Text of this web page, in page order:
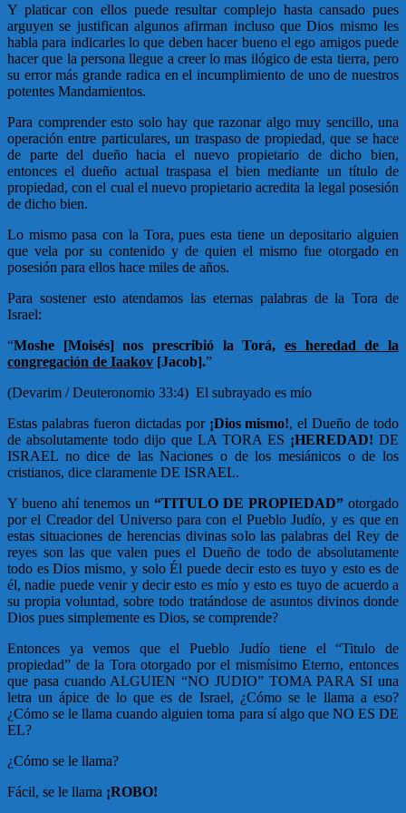
Y platicar con ellos puede resultar complejo hasta cansado pues
arguyen se justifican algunos afirman incluso que Dios mismo les
habla para indicarles lo que deben hacer bueno el ego amigos puede
hacer que la persona llegue a creer lo mas ilógico de esta tierra, pero
su error más grande radica en el incumplimiento de uno de nuestros
potentes Mandamientos.
Para comprender esto solo hay que razonar algo muy sencillo, una
operación entre particulares, un traspaso de propiedad, que se hace
de parte del dueño hacia el nuevo propietario de dicho bien,
entonces el dueño actual traspasa el bien mediante un título de
propiedad, con el cual el nuevo propietario acredita la legal posesión
de dicho bien.
Lo mismo pasa con la Tora, pues esta tiene un depositario alguien
que vela por su contenido y de quien el mismo fue otorgado en
posesión para ellos hace miles de años.
Para sostener esto atendamos las eternas palabras de la Tora de
Israel:
“Moshe [Moisés] nos prescribió la Torá, es heredad de la
congregación de Iaakov [Jacob].”
(Devarim / Deuteronomio 33:4) El subrayado es mío
Estas palabras fueron dictadas por ¡Dios mismo!, el Dueño de todo
de absolutamente todo dijo que LA TORA ES ¡HEREDAD! DE
ISRAEL no dice de las Naciones o de los mesiánicos o de los
cristianos, dice claramente DE ISRAEL.
Y bueno ahí tenemos un “TITULO DE PROPIEDAD” otorgado
por el Creador del Universo para con el Pueblo Judío, y es que en
estas situaciones de herencias divinas solo las palabras del Rey de
reyes son las que valen pues el Dueño de todo de absolutamente
todo es Dios mismo, y solo Él puede decir esto es tuyo y esto es de
él, nadie puede venir y decir esto es mío y esto es tuyo de acuerdo a
su propia voluntad, sobre todo tratándose de asuntos divinos donde
Dios pues simplemente es Dios, se comprende?
Entonces ya vemos que el Pueblo Judío tiene el “Titulo de
propiedad” de la Tora otorgado por el mismísimo Eterno, entonces
que pasa cuando ALGUIEN “NO JUDIO” TOMA PARA SI una
letra un ápice de lo que es de Israel, ¿Cómo se le llama a eso?
¿Cómo se le llama cuando alguien toma para sí algo que NO ES DE
EL?
¿Cómo se le llama?
Fácil, se le llama ¡ROBO!